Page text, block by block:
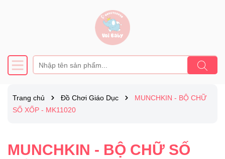
Trang chủ Đồ Chơi Giáo Dục
MUNCHKIN - BỘ CHỮ
SỐ XỐP - MK11020
MUNCHKIN - BỘ CHỮ SỐ